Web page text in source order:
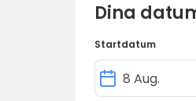
Dina
Startdatum